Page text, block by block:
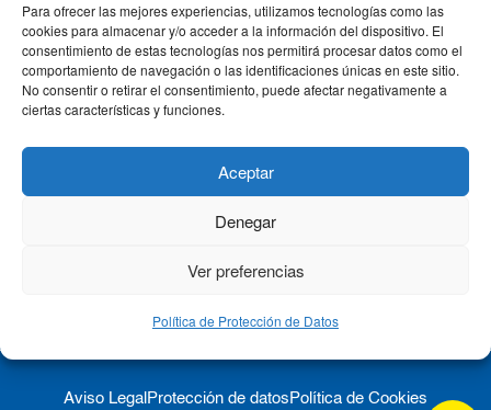
Para ofrecer las mejores experiencias, utilizamos tecnologías como las
cookies para almacenar y/o acceder a la información del dispositivo. El
consentimiento de estas tecnologías nos permitirá procesar datos como el
comportamiento de navegación o las identificaciones únicas en este sitio.
No consentir o retirar el consentimiento, puede afectar negativamente a
ciertas características y funciones.
Aceptar
Denegar
Ver preferencias
Política de Protección de Datos
CLÍNICA CEMTRO
QUIÉNES SOMOS
Aviso Legal Protección de datos Política de Cookies